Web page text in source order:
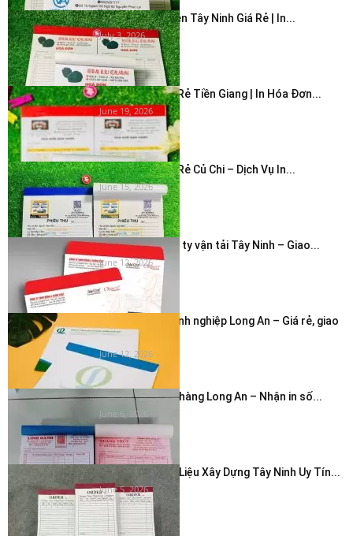
In Hóa Đơn 2 Liên Tây Ninh Giá Rẻ | In...
July 3, 2026
In Hóa Đơn Giá Rẻ Tiền Giang | In Hóa Đơn...
June 19, 2026
In Hóa Đơn Giá Rẻ Củ Chi – Dịch Vụ In...
June 15, 2026
In bao thư công ty vận tải Tây Ninh – Giao...
June 12, 2026
In phong bì doanh nghiệp Long An – Giá rẻ, giao
nhanh...
June 12, 2026
In hóa đơn cửa hàng Long An – Nhận in số...
June 6, 2026
In Hóa Đơn Vật Liệu Xây Dựng Tây Ninh Uy Tín...
June 5, 2026